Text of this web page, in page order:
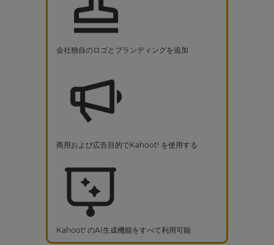
会社独自のロゴとブランディングを追加
商用および広告目的でKahoot! を使用する
Kahoot! のAI生成機能をすべて利用可能